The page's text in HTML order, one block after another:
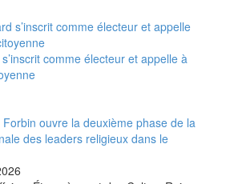
comme électeur et appelle à
ouvre la deuxième phase de la
des leaders religieux dans le